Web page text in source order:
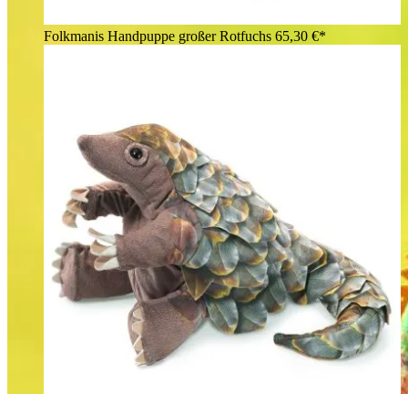
Folkmanis Handpuppe großer Rotfuchs 65,30 €*